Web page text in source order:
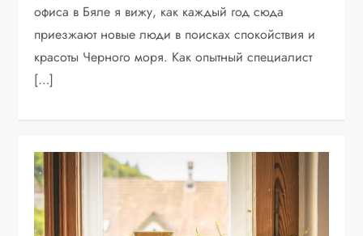
офиса в Бяле я вижу, как каждый год сюда
приезжают новые люди в поисках спокойствия и
красоты Черного моря. Как опытный специалист
[…]